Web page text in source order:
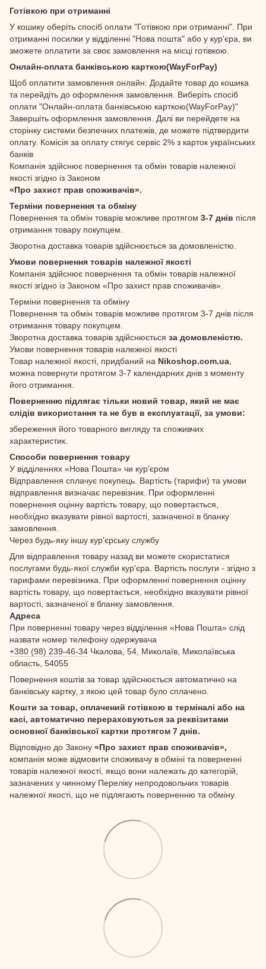
Готівкою при отриманні
У кошику оберіть спосіб оплати "Готівкою при отриманні". При
отриманні посилки у відділенні "Нова пошта" або у кур'єра, ви
зможете оплатити за своє замовлення на місці готівкою.
Онлайн-оплата банківською карткою(WayForPay)
Щоб оплатити замовлення онлайн: Додайте товар до кошика
та перейдіть до оформлення замовлення. Виберіть спосіб
оплати "Онлайн-оплата банківською карткою(WayForPay)"
Завершіть оформлення замовлення. Далі ви перейдете на
сторінку системи безпечних платежів, де можете підтвердити
оплату. Комісія за оплату стягує сервіс 2% з карток українських
банків
Компанія здійснює повернення та обмін товарів належної
якості згідно із Законом
«Про захист прав споживачів».
Терміни повернення та обміну
Повернення та обмін товарів можливе протягом 3-7 днів після
отримання товару покупцем.
Зворотна доставка товарів здійснюється за домовленістю.
Умови повернення товарів належної якості
Компанія здійснює повернення та обмін товарів належної
якості згідно із Законом «Про захист прав споживачів».
Терміни повернення та обміну
Повернення та обмін товарів можливе протягом 3-7 днів після
отримання товару покупцем.
Зворотна доставка товарів здійснюється за домовленістю.
Умови повернення товарів належної якості
Товар належної якості, придбаний на Nikoshop.com.ua
можна повернути протягом 3-7 календарних днів з моменту
його отримання.
Поверненню підлягає тільки новий товар, який не має
слідів використання та не був в експлуатації, за умови:
збереження його товарного вигляду та споживчих
характеристик.
Способи повернення товару
У відділеннях «Нова Пошта» чи кур'єром
Відправлення сплачує покупець. Вартість (тарифи) та умови
відправлення визначає перевізник. При оформленні
повернення оцінну вартість товару, що повертається,
необхідно вказувати рівної вартості, зазначеної в бланку
замовлення.
Через будь-яку іншу кур'єрську службу
Для відправлення товару назад ви можете скористатися
послугами будь-якої служби кур'єра. Вартість послуги - згідно з
тарифами перевізника. При оформленні повернення оцінну
вартість товару, що повертається, необхідно вказувати рівної
вартості, зазначеної в бланку замовлення.
Адреса
При поверненні товару через відділення «Нова Пошта» слід
назвати номер телефону одержувача
+380 (98) 239-46-34 Чкалова, 54, Миколаїв, Миколаївська
область, 54055
Повернення коштів за товар здійснюється автоматично на
банківську картку, з якою цей товар було сплачено.
Кошти за товар, оплачений готівкою в терміналі або на
касі, автоматично перераховуються за реквізитами
основної банківської картки протягом 7 днів.
Відповідно до Закону «Про захист прав споживачів»,
компанія може відмовити споживачу в обміні та поверненні
товарів належної якості, якщо вони належать до категорій,
зазначених у чинному Переліку непродовольчих товарів
належної якості, що не підлягають поверненню та обміну.